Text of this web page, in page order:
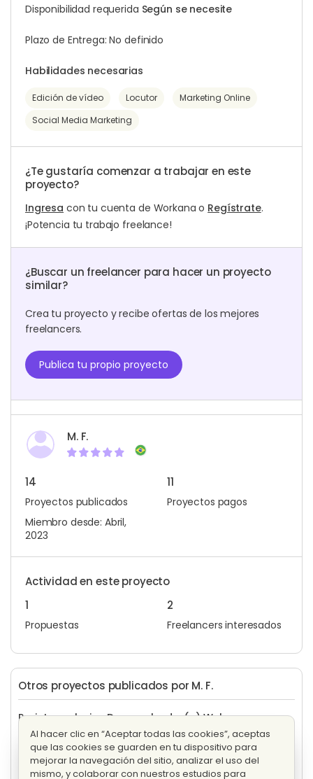
Disponibilidad requerida Según se necesite
Plazo de Entrega: No definido
Habilidades necesarias
Edición de vídeo Locutor
Marketing Online
Social Media Marketing
¿Te gustaría comenzar a trabajar en este
proyecto?
Ingresa con tu cuenta de Workana o Regístrate.
¡Potencia tu trabajo freelance!
¿Buscar un freelancer para hacer un proyecto
similar?
Crea tu proyecto y recibe ofertas de los mejores
freelancers.
Publica tu propio proyecto
M. F.
14
Proyectos publicados
11
Proyectos pagos
Miembro desde: Abril,
2023
Actividad en este proyecto
1
Propuestas
2
Freelancers interesados
Otros proyectos publicados por M. F.
Projeto exclusivo Desenvolvedor(a) Web para
Criação de Site Integrado com Plataforma de Serviço
Evaluando propuestas
3 propuestas Precio fijo
Al hacer clic en “Aceptar todas las cookies”, aceptas
que las cookies se guarden en tu dispositivo para
mejorar la navegación del sitio, analizar el uso del
mismo, y colaborar con nuestros estudios para